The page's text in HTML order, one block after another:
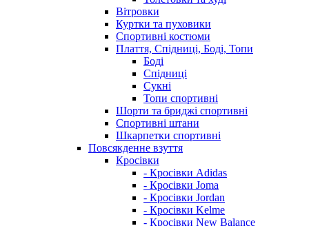
Вітровки
Куртки та пуховики
Спортивні костюми
Плаття, Спідниці, Боді, Топи
Боді
Спідниці
Сукні
Топи спортивні
Шорти та бриджі спортивні
Спортивні штани
Шкарпетки спортивні
Повсякденне взуття
Кросівки
- Кросівки Adidas
- Кросівки Joma
- Кросівки Jordan
- Кросівки Kelme
- Кросівки New Balance